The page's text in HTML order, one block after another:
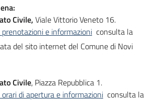
Civile, Viale Vittorio Veneto 16.
e informazioni consulta la
del sito internet del Comune di Novi
Civile, Piazza Repubblica 1.
di apertura e informazioni consulta la